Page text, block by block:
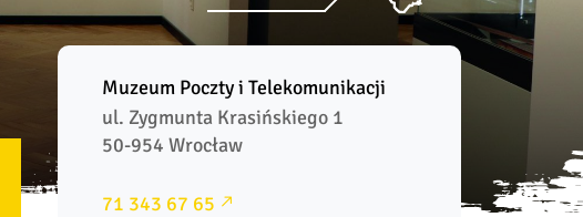
Muzeum Poczty i Telekomunikacji
ul. Zygmunta Krasińskiego 1
50-954 Wrocław
71 343 67 65